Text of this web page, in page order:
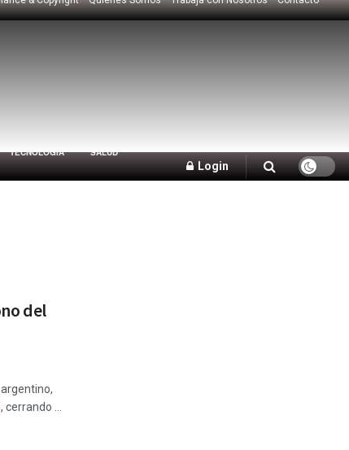
TECNOLOGÍA SALUD
Login
del
...